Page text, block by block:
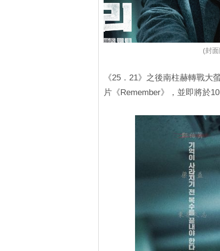
(封
《25．21》之後南柱赫轉戰
片《Remember》，並即將於